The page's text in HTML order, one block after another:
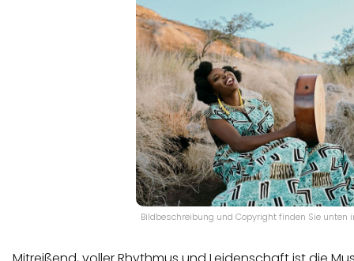
Bildbeschreibung und Copyright finden Sie unten